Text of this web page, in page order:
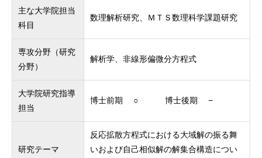
主な大学院担当
科目
数理解析研究、ＭＴＳ数理科学課題研究
専攻分野（研究
分野）
解析学、非線形偏微分方程式
大学院研究指導
担当
博士前期 ○ 博士後期 −
研究テーマ
反応拡散方程式における大域解の振る舞
いおよび自己相似解の解集合構造につい